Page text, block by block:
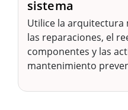
sistema
Utilice la
las reparaciones, el
componentes y las
mantenimiento